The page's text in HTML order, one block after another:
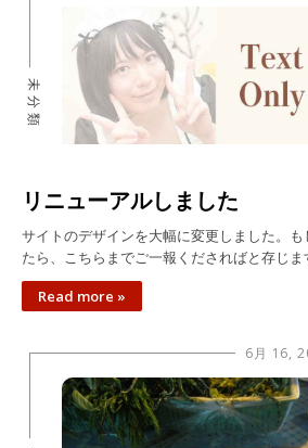
未分類
リニューアルしました
サイトのデザインを大幅に変更しました。
たら、こちらまでご一報くださればと存じ
Read more »
6月 16,